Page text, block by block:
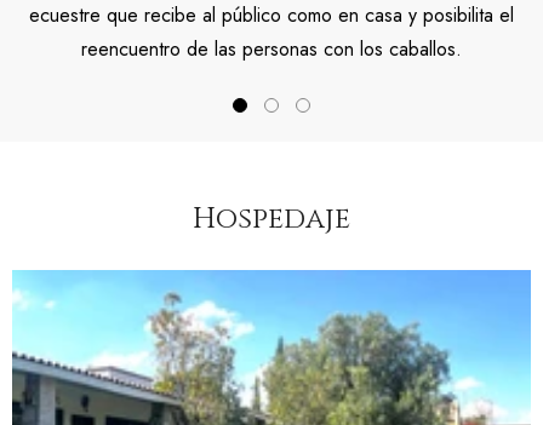
ecuestre que recibe al público como en casa y posibilita el
reencuentro de las personas con los caballos.
Hospedaje